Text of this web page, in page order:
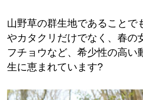
山野草の群生地であることで
やカタクリだけでなく、春の
フチョウなど、希少性の高い
生に恵まれています?